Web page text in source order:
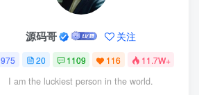
源码哥 关注
975 20 1109 116 11.7W+
I am the luckiest person in the world.